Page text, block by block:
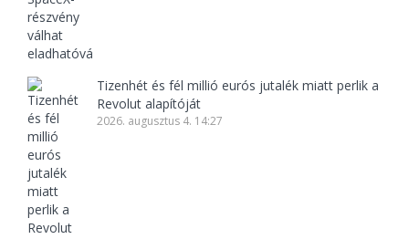
Tizenhét és fél millió eurós jutalék miatt perlik a
Revolut alapítóját
2026. augusztus 4. 14:27